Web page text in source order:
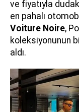
ve fiyatıyla
en pahalı
Voiture Noire,
koleksiyonunun
aldı.